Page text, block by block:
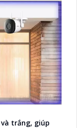
trắng, giúp